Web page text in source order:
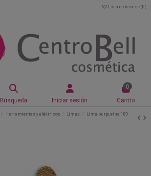
Lista de deseos (0 )
Búsqueda Iniciar sesión
0
Carrito
Herramientas y eléctricos Limas
Lima purpurina 180